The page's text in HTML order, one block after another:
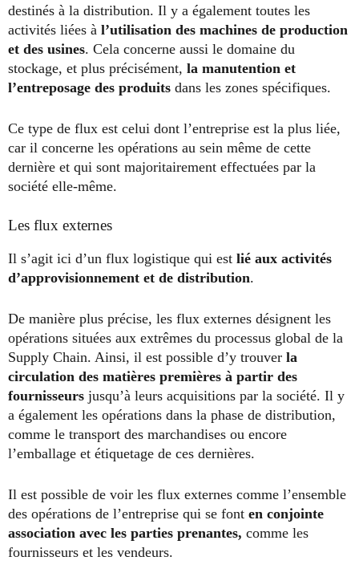
destinés à la distribution. Il y a également toutes les
activités liées à l’utilisation des machines de production
et des usines. Cela concerne aussi le domaine du
stockage, et plus précisément, la manutention et
l’entreposage des produits dans les zones spécifiques.
Ce type de flux est celui dont l’entreprise est la plus liée,
car il concerne les opérations au sein même de cette
dernière et qui sont majoritairement effectuées par la
société elle-même.
Les flux externes
Il s’agit ici d’un flux logistique qui est lié aux activités
d’approvisionnement et de distribution.
De manière plus précise, les flux externes désignent les
opérations situées aux extrêmes du processus global de la
Supply Chain. Ainsi, il est possible d’y trouver la
circulation des matières premières à partir des
fournisseurs jusqu’à leurs acquisitions par la société. Il y
a également les opérations dans la phase de distribution,
comme le transport des marchandises ou encore
l’emballage et étiquetage de ces dernières.
Il est possible de voir les flux externes comme l’ensemble
des opérations de l’entreprise qui se font en conjointe
association avec les parties prenantes, comme les
fournisseurs et les vendeurs.